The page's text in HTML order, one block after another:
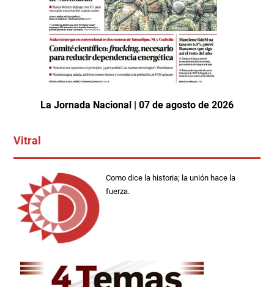
La Jornada Nacional | 07 de agosto de 2026
Vitral
Como dice la historia; la unión hace la
fuerza.